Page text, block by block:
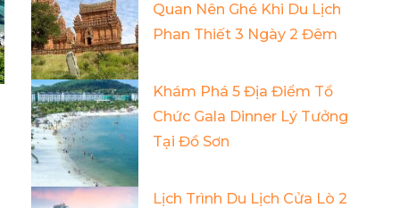
Quan Nên Ghé Khi Du Lịch
Phan Thiết 3 Ngày 2 Đêm
Khám Phá 5 Địa Điểm Tổ
Chức Gala Dinner Lý Tưởng
Tại Đồ Sơn
Lịch Trình Du Lịch Cửa Lò 2